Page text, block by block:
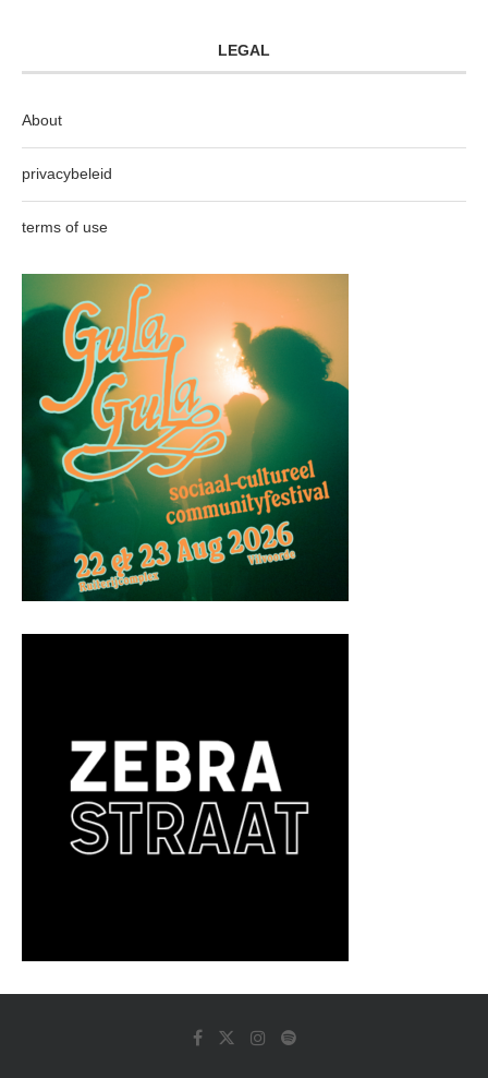
LEGAL
About
privacybeleid
terms of use